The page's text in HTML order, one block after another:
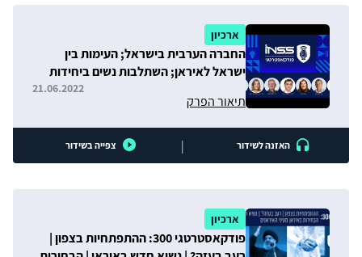
ארכיון
החברה הערבית בישראל; העימות בין
ישראל לאיראן; השתלבות נשים ביחידות
תיאור הפרק
21.06.2022
האזנה לשידור | צפייה בשידור
ארכיון
פודקאסטרטגי 300: ההתפתחיות בצפון |